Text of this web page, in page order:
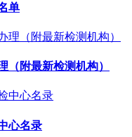
单
（附最新检测机构）
心名录